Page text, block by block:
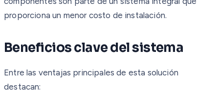
proporciona un menor costo de instalación.
Beneficios clave del sistema
Entre las ventajas principales de esta solución
destacan: